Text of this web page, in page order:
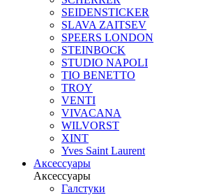
SEIDENSTICKER
SLAVA ZAITSEV
SPEERS LONDON
STEINBOCK
STUDIO NAPOLI
TIO BENETTO
TROY
VENTI
VIVACANA
WILVORST
XINT
Yves Saint Laurent
Аксессуары
Аксессуары
Галстуки